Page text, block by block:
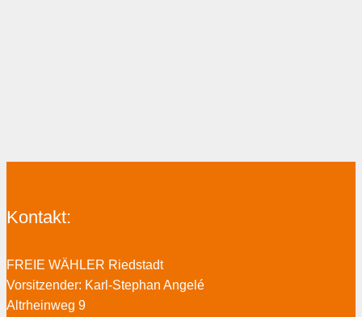
Kontakt:
FREIE WÄHLER Riedstadt
Vorsitzender: Karl-Stephan Angelé
Altrheinweg 9